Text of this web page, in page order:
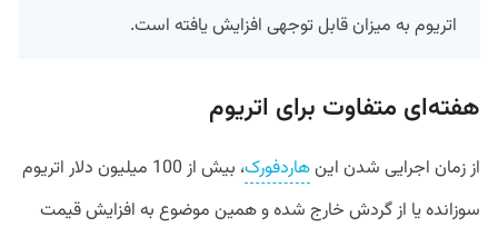
اتریوم به میزان قابل توجهی افزایش یافته است.
هفته‌ای متفاوت برای اتریوم
از زمان اجرایی شدن اینهاردفورک
، بیش از 100 میلیون دلار اتریوم
سوزانده یا از گردش خارج شده و همین موضوع به افزایش قیمت